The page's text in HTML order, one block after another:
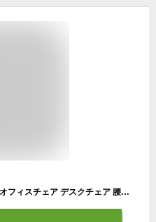
【800円OFFクーポン配布中】椅子 オフィスチェア デスクチェア 腰サポートバー メッシュ 通気性 リクライニングチェア パソコンチェア 無段階昇降 チェア 360度回転 チェアー アームレスト 人間工学 ブラック×ホワイト ゲーミングチェア